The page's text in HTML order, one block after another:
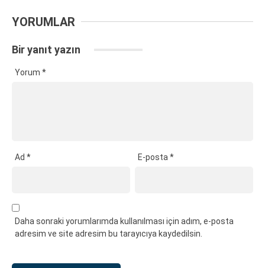
YORUMLAR
Bir yanıt yazın
Yorum *
Ad * E-posta*
Daha sonraki yorumlarımda kullanılması için adım, e-posta
adresim ve site adresim bu tarayıcıya kaydedilsin.